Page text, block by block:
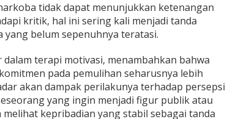
tidak dapat menunjukkan ketenangan
kritik, hal ini sering kali menjadi tanda
yang belum sepenuhnya teratasi.
terapi motivasi, menambahkan bahwa
pada pemulihan seharusnya lebih
akan dampak perilakunya terhadap persepsi
yang ingin menjadi figur publik atau
kepribadian yang stabil sebagai tanda